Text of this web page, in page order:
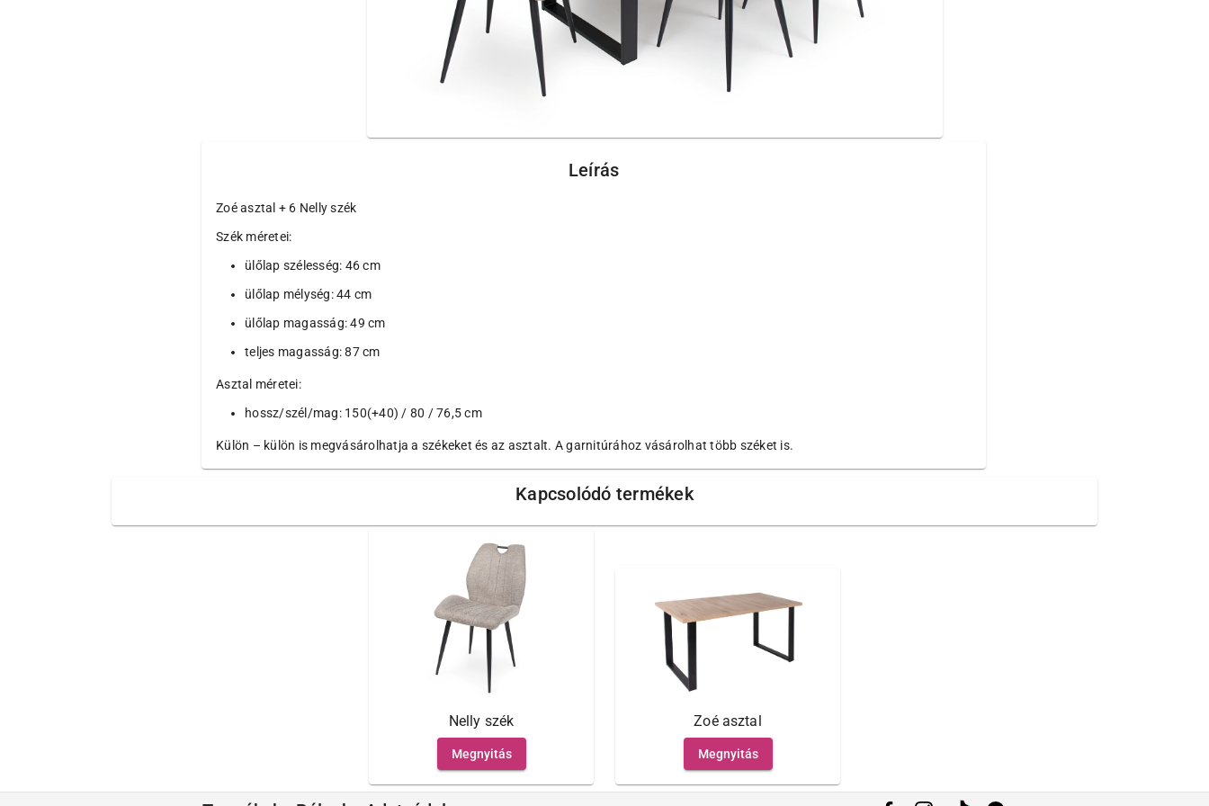
Leírás
Zoé asztal + 6 Nelly szék
Szék méretei:
ülőlap szélesség: 46 cm
ülőlap mélység: 44 cm
ülőlap magasság: 49 cm
teljes magasság: 87 cm
Asztal méretei:
hossz/szél/mag: 150(+40) / 80 / 76,5 cm
Külön – külön is megvásárolhatja a székeket és az asztalt. A garnitúrához vásárolhat több széket is.
Kapcsolódó termékek
Nelly szék
Megnyitás
Zoé asztal
Megnyitás